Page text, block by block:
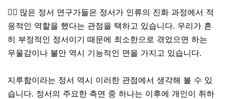
👉🏼 많은 정서 연구가들은 정서가 인류의 진화 과정에서 적
응적인 역할을 했다는 관점을 택하고 있습니다. 우리가 흔
히 부정적인 정서이기 때문에 최소한으로 겪었으면 하는
우울감이나 불안 역시 기능적인 면을 가지고 있습니다.
지루함이라는 정서 역시 이러한 관점에서 생각해 볼 수 있
습니다. 정서의 주요한 측면 중 하나는 이후에 개인이 취하